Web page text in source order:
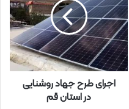
اجرای طرح جهاد روشنایی
در استان قم